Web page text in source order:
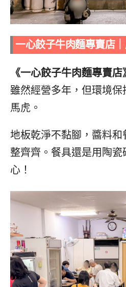
一心餃子牛肉麵專賣店
《一心餃子牛肉麵專賣店
雖然經營多年，但環境
馬虎。
地板乾淨不黏腳，醬料
整齊齊。餐具還是用陶
心！